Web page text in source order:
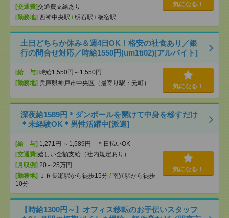
[交通費]交通費支給あり
[勤務地] 西神中央駅 / 明石駅 / 板宿駅
気になる！
土日どちらか休み＆週4日OK！格安の社食あり／銀
行の問合せ対応／時給1550円(um1ti02)[アルバイト]
[給 与] 時給1,550円～1,550円
[勤務地] 兵庫県神戸市中央区（最寄り駅：元町） 気になる！
深夜給1589円＊ダンボールを開けて中身を移すだけ
＊未経験OK＊男性活躍中[派遣]
[給 与] 1,271円 ～1,589円 ＊日払いOK
[交通費]嬉しい全額支給（社内規定あり）
[月収例] 20～25万円
[勤務地]
ＪＲ長瀬駅から徒歩15分 / 南巽駅から徒歩
10分
気になる！
【時給1300円～】オフィス移転のお手伝いスタッフ